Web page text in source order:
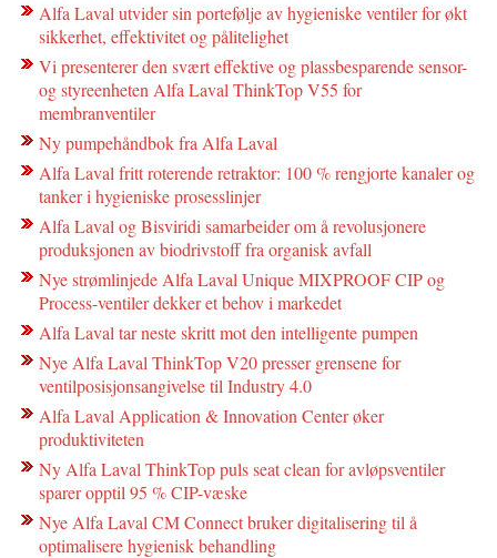
Alfa Laval utvider sin portefølje av hygieniske ventiler for økt
sikkerhet, effektivitet og pålitelighet
Vi presenterer den svært effektive og plassbesparende sensor-
og styreenheten Alfa Laval ThinkTop V55 for
membranventiler
Ny pumpehåndbok fra Alfa Laval
Alfa Laval fritt roterende retraktor: 100 % rengjorte kanaler og
tanker i hygieniske prosesslinjer
Alfa Laval og Bisviridi samarbeider om å revolusjonere
produksjonen av biodrivstoff fra organisk avfall
Nye strømlinjede Alfa Laval Unique MIXPROOF CIP og
Process-ventiler dekker et behov i markedet
Alfa Laval tar neste skritt mot den intelligente pumpen
Nye Alfa Laval ThinkTop V20 presser grensene for
ventilposisjonsangivelse til Industry 4.0
Alfa Laval Application & Innovation Center øker
produktiviteten
Ny Alfa Laval ThinkTop puls seat clean for avløpsventiler
sparer opptil 95 % CIP-væske
Nye Alfa Laval CM Connect bruker digitalisering til å
optimalisere hygienisk behandling